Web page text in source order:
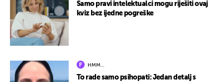
Samo pravi intelektualci mogu riješiti ovaj
kviz bez ijedne pogreške
HMM…
To rade samo psihopati: Jedan detalj s